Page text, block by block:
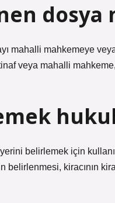
dosya
mahalli mahkemeye
veya mahalli
belirlemek için
kiracının